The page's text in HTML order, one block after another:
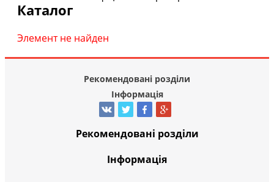
Каталог
Элемент не найден
Рекомендовані розділи
Інформація
Рекомендовані розділи
Інформація